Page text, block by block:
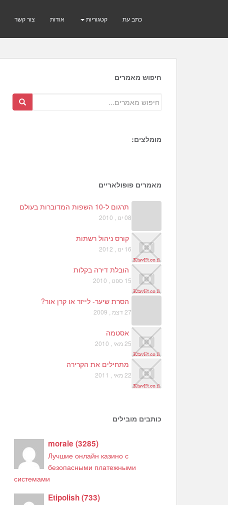
צור קשר אודות קטגוריות כתב עת
חיפוש מאמרים
מומלצים:
4
מאמרים פופולאריים
תרגום ל-10 השפות המדוברות בעולם
08 ינו , 2010
קורס ניהול רשתות
16 ינו , 2012
הובלת דירה בקלות
15 ספט , 2010
הסרת שיער- לייזר או קרן אור?
27 דצמ , 2009
אסטמה
25 מאי , 2010
מתחילים את הקרירה
22 מאי , 2011
כותבים מובילים
morale(3285)
Лучшие онлайн казино с
безопасными платежными
системами
Etipolish(733)